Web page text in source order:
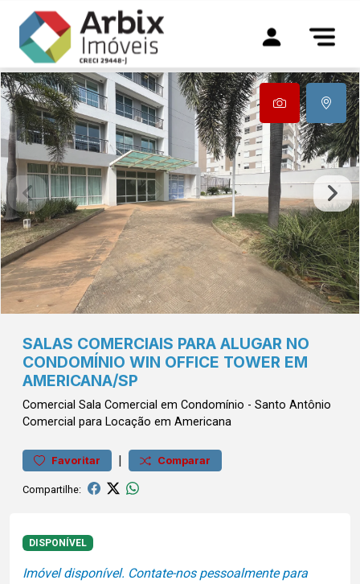
SALAS COMERCIAIS PARA ALUGAR NO
CONDOMÍNIO WIN OFFICE TOWER EM
AMERICANA/SP
Comercial Sala Comercial em Condomínio - Santo Antônio
Comercial para Locação em Americana
Favoritar | Comparar
Compartilhe:
DISPONÍVEL
Imóvel disponível. Contate-nos pessoalmente para